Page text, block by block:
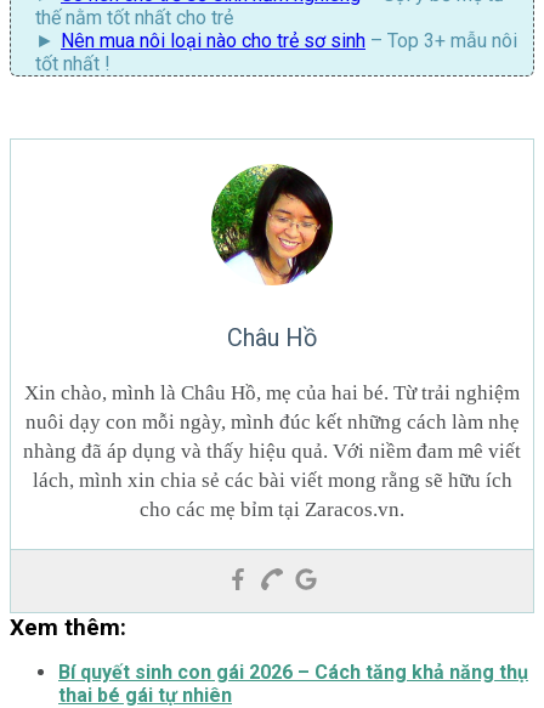
thế nằm tốt nhất cho trẻ
Nên mua nôi loại nào cho trẻ sơ sinh – Top 3+ mẫu nôi
tốt nhất !
Châu Hồ
Xin chào, mình là Châu Hồ, mẹ của hai bé. Từ trải nghiệm
nuôi dạy con mỗi ngày, mình đúc kết những cách làm nhẹ
nhàng đã áp dụng và thấy hiệu quả. Với niềm đam mê viết
lách, mình xin chia sẻ các bài viết mong rằng sẽ hữu ích
cho các mẹ bỉm tại Zaracos.vn.
Xem thêm:
Bí quyết sinh con gái 2026 – Cách tăng khả năng thụ
thai bé gái tự nhiên